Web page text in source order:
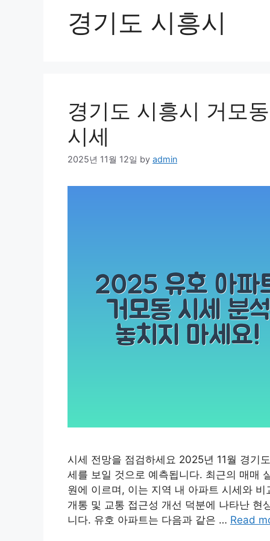
경기도 시흥시
경기도 시흥시 거모
시세
2025년 11월 12일 by admin
시세 전망을 점검하세요 2025년 11월 경기
세를 보일 것으로 예측됩니다. 최근의 매매
원에 이르며, 이는 지역 내 아파트 시세와
개통 및 교통 접근성 개선 덕분에 나타난 현
니다. 유호 아파트는 다음과 같은 … Read